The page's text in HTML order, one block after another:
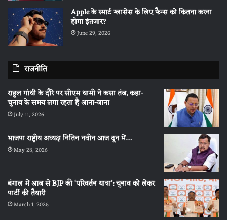
Apple के स्मार्ट ग्लासेस के लिए फैन्स को कितना करना
होगा इंतजार?
June 29, 2026
राजनीति
राहुल गांधी के दौरे पर सीएम धामी ने कसा तंज, कहा-
चुनाव के समय लगा रहता है आना-जाना
July 11, 2026
भाजपा राष्ट्रीय अध्यक्ष नितिन नवीन आज दून में…
May 28, 2026
बंगाल में आज से BJP की ‘परिवर्तन यात्रा’: चुनाव को लेकर
पार्टी की तैयारी
March 1, 2026